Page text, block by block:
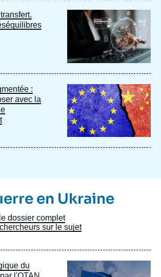
Image
principale
:
avec la
Image
principale
en Ukraine
dossier complet
sur le sujet
du
Image
principale